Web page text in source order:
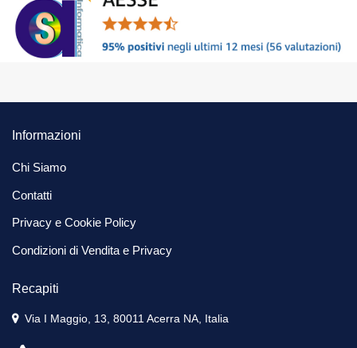
Informazioni
Chi Siamo
Contatti
Privacy e Cookie Policy
Condizioni di Vendita e Privacy
Recapiti
Via I Maggio, 13, 80011 Acerra NA, Italia